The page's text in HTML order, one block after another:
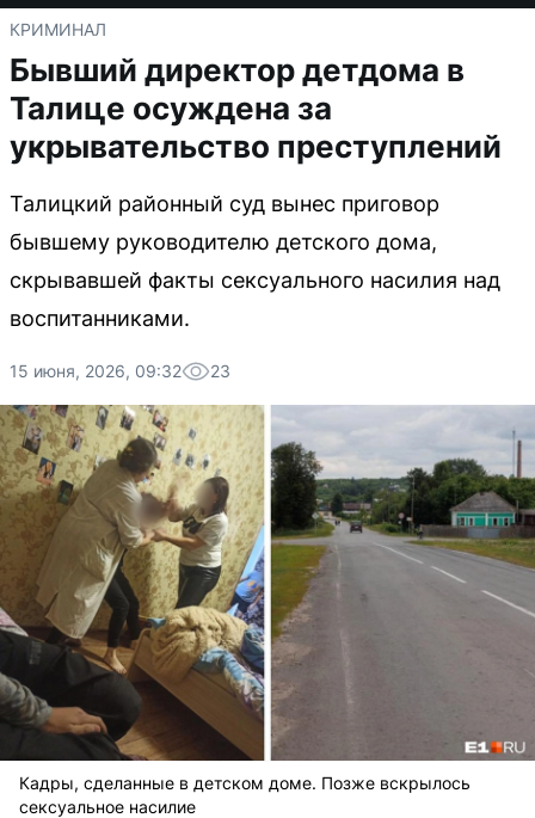
КРИМИНАЛ
Бывший директор детдома в
Талице осуждена за
укрывательство преступлений
Талицкий районный суд вынес приговор
бывшему руководителю детского дома,
скрывавшей факты сексуального насилия над
воспитанниками.
15 июня, 2026, 09:32 23
Кадры, сделанные в детском доме. Позже вскрылось
сексуальное насилие